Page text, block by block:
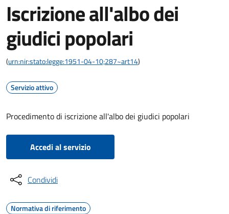
Iscrizione all'albo dei
giudici popolari
(urn:nir:stato:legge:1951-04-10;287~art14)
Servizio attivo
Procedimento di iscrizione all'albo dei giudici popolari
Accedi al servizio
Condividi
Normativa di riferimento